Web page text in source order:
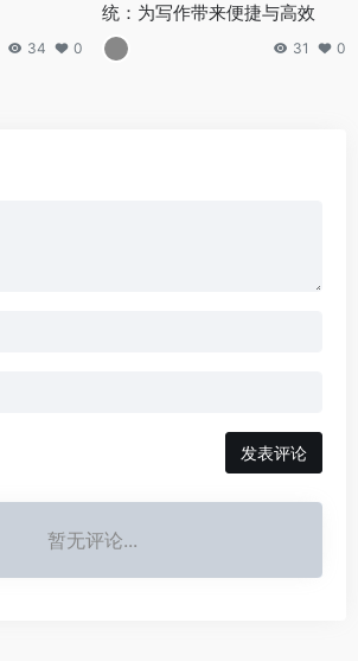
34 0
统：为写作带来便捷与高效
31 0
发表评论
暂无评论...